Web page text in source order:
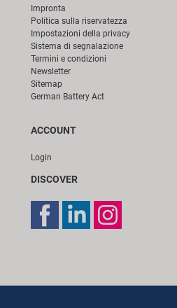
Impronta
Politica sulla riservatezza
Impostazioni della privacy
Sistema di segnalazione
Termini e condizioni
Newsletter
Sitemap
German Battery Act
ACCOUNT
Login
DISCOVER